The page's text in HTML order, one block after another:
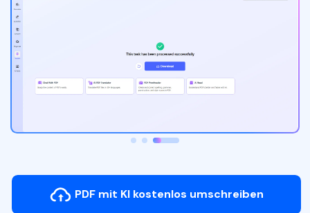
PDF mit KI kostenlos umschreiben